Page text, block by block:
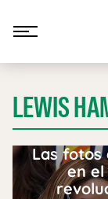
LEWIS
Las fotos
en el